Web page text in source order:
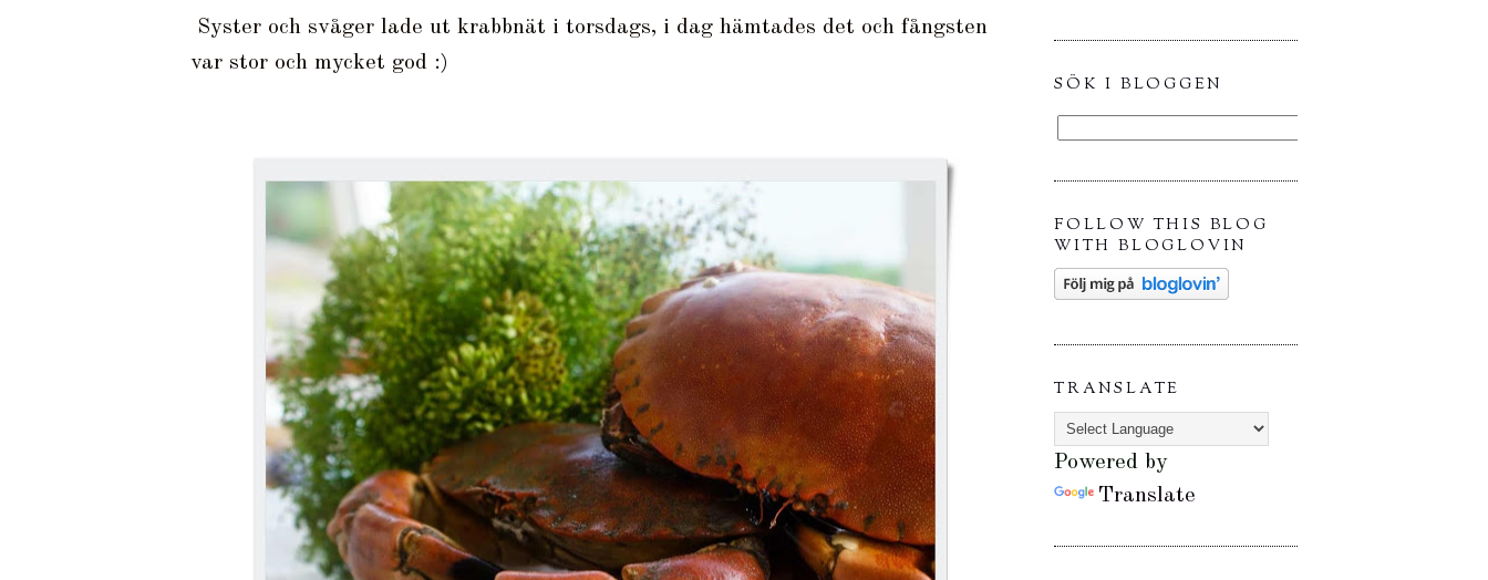
Syster och svåger lade ut krabbnät i torsdags, i dag hämtades det och fångsten
var stor och mycket god :)
SÖK I BLOGGEN
FOLLOW THIS BLOG
WITH BLOGLOVIN
TRANSLATE
Powered by
Translate